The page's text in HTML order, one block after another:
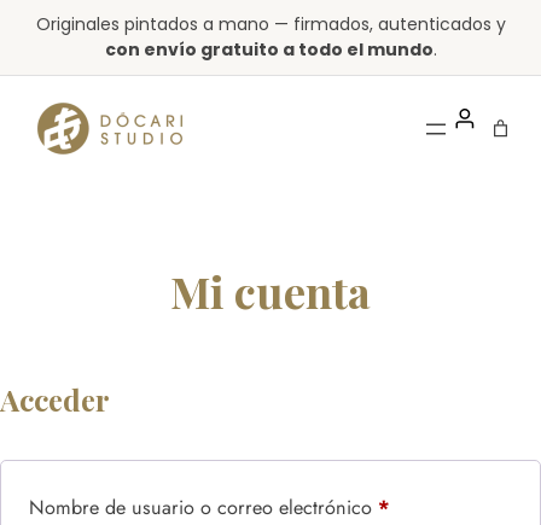
Saltar
contenido
Originales pintados a mano — firmados, autenticados y
con envío gratuito a todo el mundo.
Mi cuenta
Acceder
Nombre de usuario o correo electrónico *